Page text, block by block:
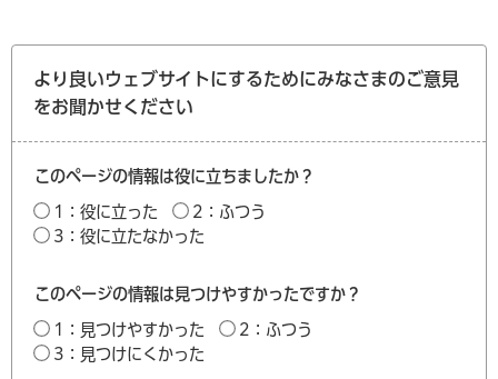
より良いウェブサイトにするためにみなさまのご意見
をお聞かせください
このページの情報は役に立ちましたか？
1：役に立った
2：ふつう
3：役に立たなかった
このページの情報は見つけやすかったですか？
1：見つけやすかった
2：ふつう
3：見つけにくかった